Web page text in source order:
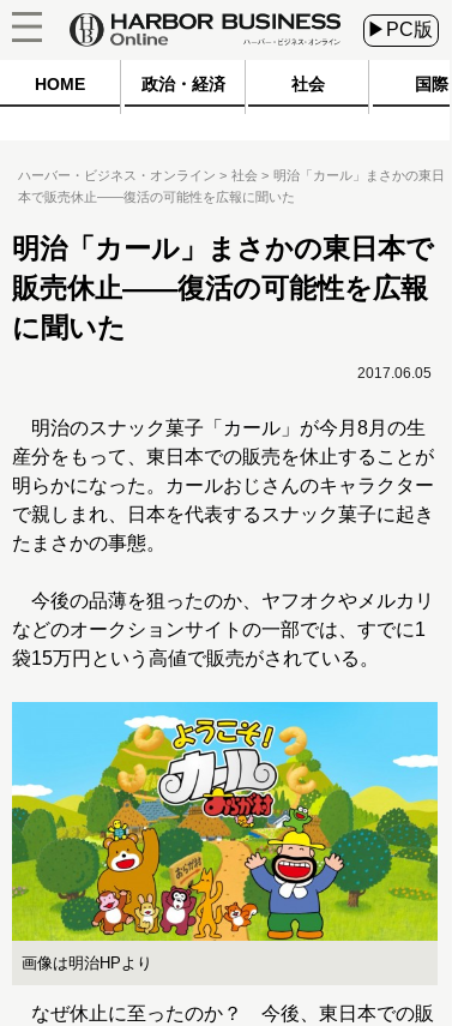
▶PC版
HOME 政治・経済 社会 国際
ハーバー・ビジネス・オンライン 社会
明治「カール」まさかの東日
本で販売休止――復活の可能性を広報に聞いた
明治「カール」まさかの東日本で
販売休止――復活の可能性を広報
に聞いた
2017.06.05
明治のスナック菓子「カール」が今月8月の生
産分をもって、東日本での販売を休止することが
明らかになった。カールおじさんのキャラクター
で親しまれ、日本を代表するスナック菓子に起き
たまさかの事態。
今後の品薄を狙ったのか、ヤフオクやメルカリ
などのオークションサイトの一部では、すでに1
袋15万円という高値で販売がされている。
画像は明治HPより
なぜ休止に至ったのか？ 今後、東日本での販